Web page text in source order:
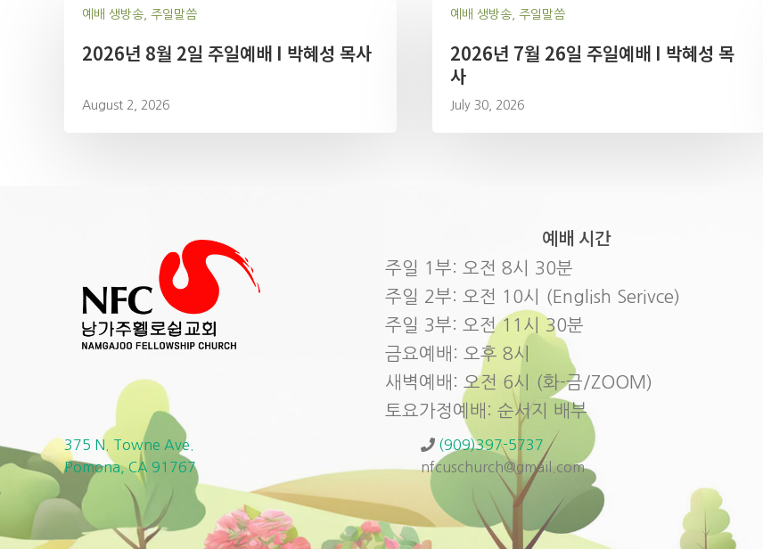
예배 생방송, 주일말씀
2026년 8월 2일 주일예배 I 박혜성 목사
August 2, 2026
예배 생방송, 주일말씀
2026년 7월 26일 주일예배 I 박혜성 목
사
July 30, 2026
예배 시간
주일 1부: 오전 8시 30분
주일 2부: 오전 10시 (English Serivce)
주일 3부: 오전 11시 30분
금요예배: 오후 8시
새벽예배: 오전 6시 (화-금/ZOOM)
토요가정예배: 순서지 배부
375 N. Towne Ave.
Pomona, CA 91767
(909)397-5737
nfcuschurch@gmail.com